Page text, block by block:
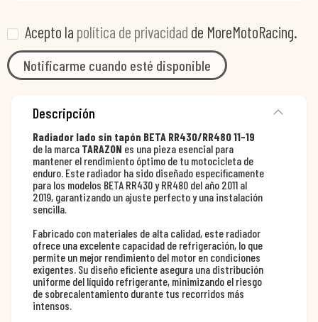
Acepto la política de privacidad de MoreMotoRacing.
Notificarme cuando esté disponible
Descripción
Radiador lado sin tapón BETA RR430/RR480 11-19
de la marca TARAZON es una pieza esencial para
mantener el rendimiento óptimo de tu motocicleta de
enduro. Este radiador ha sido diseñado específicamente
para los modelos BETA RR430 y RR480 del año 2011 al
2019, garantizando un ajuste perfecto y una instalación
sencilla.
Fabricado con materiales de alta calidad, este radiador
ofrece una excelente capacidad de refrigeración, lo que
permite un mejor rendimiento del motor en condiciones
exigentes. Su diseño eficiente asegura una distribución
uniforme del líquido refrigerante, minimizando el riesgo
de sobrecalentamiento durante tus recorridos más
intensos.